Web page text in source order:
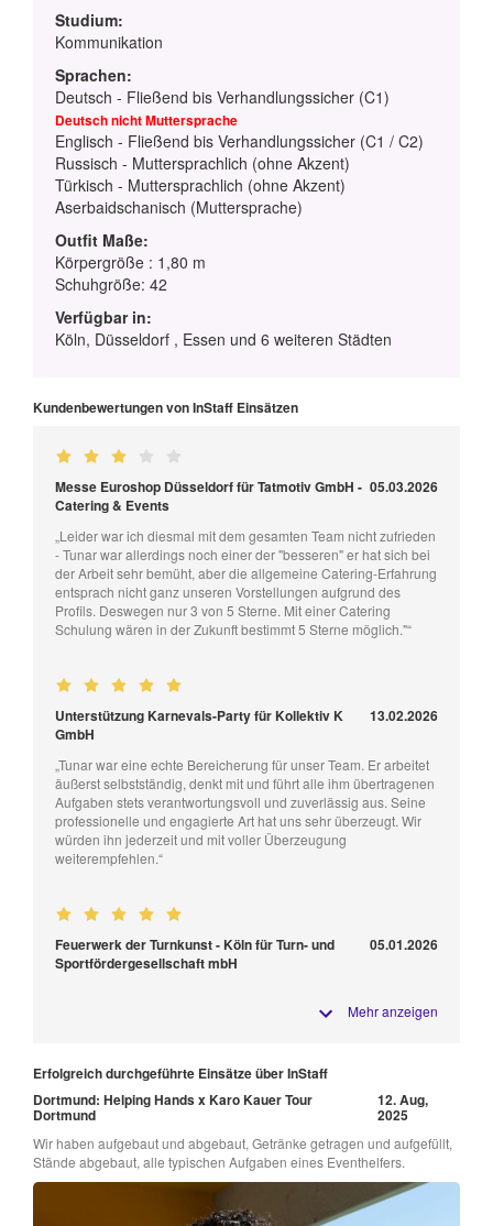
Studium:
Kommunikation
Sprachen:
Deutsch - Fließend bis Verhandlungssicher (C1)
Deutsch nicht Muttersprache
Englisch - Fließend bis Verhandlungssicher (C1 / C2)
Russisch - Muttersprachlich (ohne Akzent)
Türkisch - Muttersprachlich (ohne Akzent)
Aserbaidschanisch (Muttersprache)
Outfit Maße:
Körpergröße : 1,80 m
Schuhgröße: 42
Verfügbar in:
Köln, Düsseldorf , Essen und 6 weiteren Städten
Kundenbewertungen von InStaff Einsätzen
Messe Euroshop Düsseldorf für Tatmotiv GmbH -
Catering & Events
05.03.2026
„Leider war ich diesmal mit dem gesamten Team nicht zufrieden
- Tunar war allerdings noch einer der "besseren" er hat sich bei
der Arbeit sehr bemüht, aber die allgemeine Catering-Erfahrung
entsprach nicht ganz unseren Vorstellungen aufgrund des
Profils. Deswegen nur 3 von 5 Sterne. Mit einer Catering
Schulung wären in der Zukunft bestimmt 5 Sterne möglich."“
Unterstützung Karnevals-Party für Kollektiv K
GmbH
13.02.2026
„Tunar war eine echte Bereicherung für unser Team. Er arbeitet
äußerst selbstständig, denkt mit und führt alle ihm übertragenen
Aufgaben stets verantwortungsvoll und zuverlässig aus. Seine
professionelle und engagierte Art hat uns sehr überzeugt. Wir
würden ihn jederzeit und mit voller Überzeugung
weiterempfehlen.“
Feuerwerk der Turnkunst - Köln für Turn- und
Sportfördergesellschaft mbH
05.01.2026
Mehr anzeigen
Erfolgreich durchgeführte Einsätze über InStaff
Dortmund: Helping Hands x Karo Kauer Tour
Dortmund
12. Aug,
2025
Wir haben aufgebaut und abgebaut, Getränke getragen und aufgefüllt,
Stände abgebaut, alle typischen Aufgaben eines Eventhelfers.